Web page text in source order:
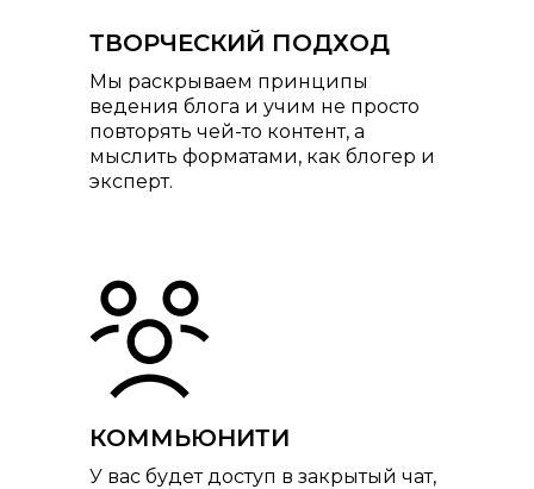
ТВОРЧЕСКИЙ ПОДХОД
КОММЬЮНИТИ
Мы раскрываем принципы
ведения блога и учим не просто
повторять чей-то контент, а
мыслить форматами, как блогер и
эксперт.
У вас будет доступ в закрытый чат,